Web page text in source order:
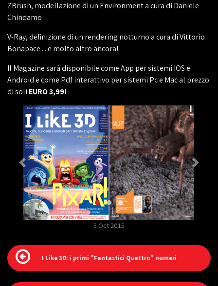
ZBrush, modellazione di un Environment a cura di Daniele
Chindamo
V-Ray, definizione di un rendering notturno a cura di Vittorio
Bonapace ... e molto altro ancora!
Il Magazine sarà disponibile come App per sistemi IOS e
Android e come Pdf interattivo per sistemi Pc e Mac al prezzo
di soli EURO 3,99!
5 Oct 2015
I Like 3D: i primi "Fantastici Quattro" numeri